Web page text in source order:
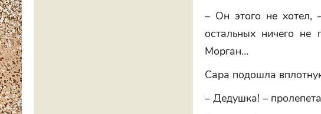
– Он этого не хотел,
остальных ничего
Морган…
Сара подошла
– Дедушка! –